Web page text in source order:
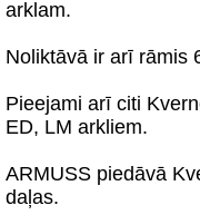
arklam.
Noliktāvā ir arī rāmis
Pieejami arī citi
ED, LM arkliem.
ARMUSS piedāvā
daļas.